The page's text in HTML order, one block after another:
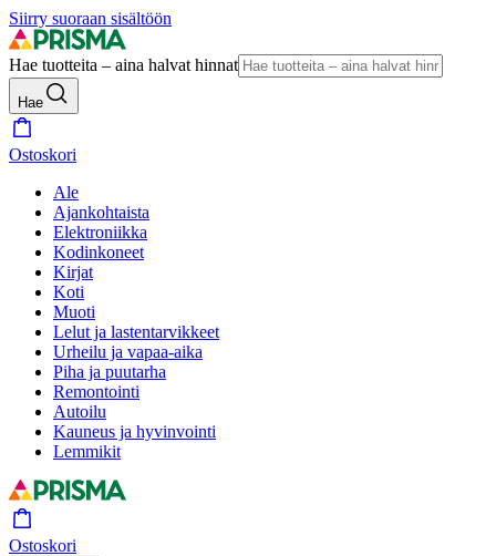
Siirry suoraan sisältöön
Hae tuotteita – aina halvat hinnat
Hae
Ostoskori
Ale
Ajankohtaista
Elektroniikka
Kodinkoneet
Kirjat
Koti
Muoti
Lelut ja lastentarvikkeet
Urheilu ja vapaa-aika
Piha ja puutarha
Remontointi
Autoilu
Kauneus ja hyvinvointi
Lemmikit
Ostoskori